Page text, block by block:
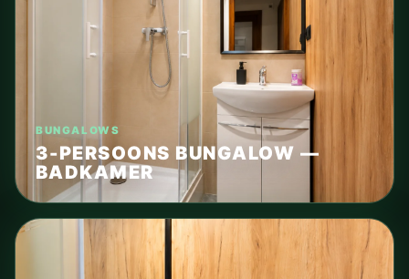
BUNGALOWS
3-PERSOONS BUNGALOW —
BADKAMER